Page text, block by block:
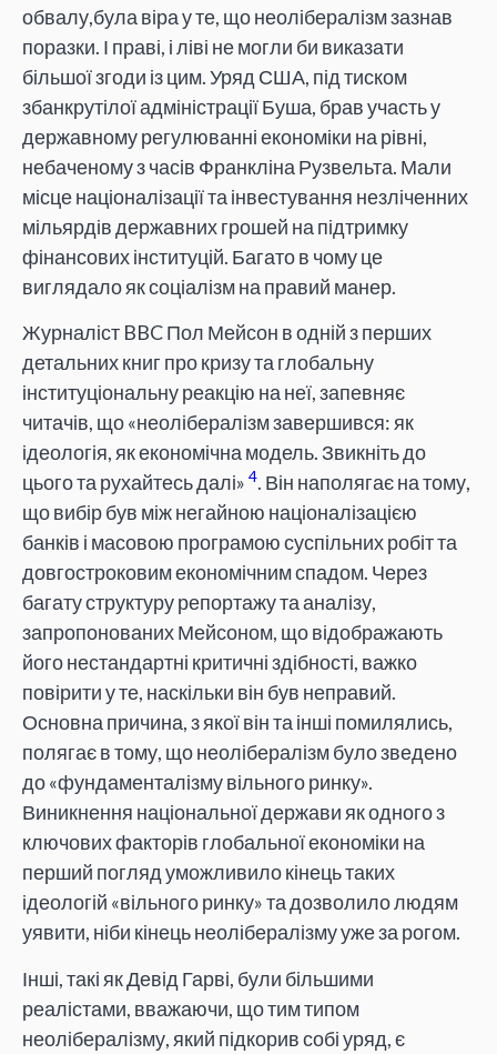
обвалу,була віра у те, що неолібералізм зазнав
поразки. І праві, і ліві не могли би виказати
більшої згоди із цим. Уряд США, під тиском
збанкрутілої адміністрації Буша, брав участь у
державному регулюванні економіки на рівні,
небаченому з часів Франкліна Рузвельта. Мали
місце націоналізації та інвестування незліченних
мільярдів державних грошей на підтримку
фінансових інституцій. Багато в чому це
виглядало як соціалізм на правий манер.
Журналіст BBC Пол Мейсон в одній з перших
детальних книг про кризу та глобальну
інституціональну реакцію на неї, запевняє
читачів, що «неолібералізм завершився: як
ідеологія, як економічна модель. Звикніть до
цього та рухайтесь далі» 4. Він наполягає на тому,
що вибір був між негайною націоналізацією
банків і масовою програмою суспільних робіт та
довгостроковим економічним спадом. Через
багату структуру репортажу та аналізу,
запропонованих Мейсоном, що відображають
його нестандартні критичні здібності, важко
повірити у те, наскільки він був неправий.
Основна причина, з якої він та інші помилялись,
полягає в тому, що неолібералізм було зведено
до «фундаменталізму вільного ринку».
Виникнення національної держави як одного з
ключових факторів глобальної економіки на
перший погляд уможливило кінець таких
ідеологій «вільного ринку» та дозволило людям
уявити, ніби кінець неолібералізму уже за рогом.
Інші, такі як Девід Гарві, були більшими
реалістами, вважаючи, що тим типом
неолібералізму, який підкорив собі уряд, є